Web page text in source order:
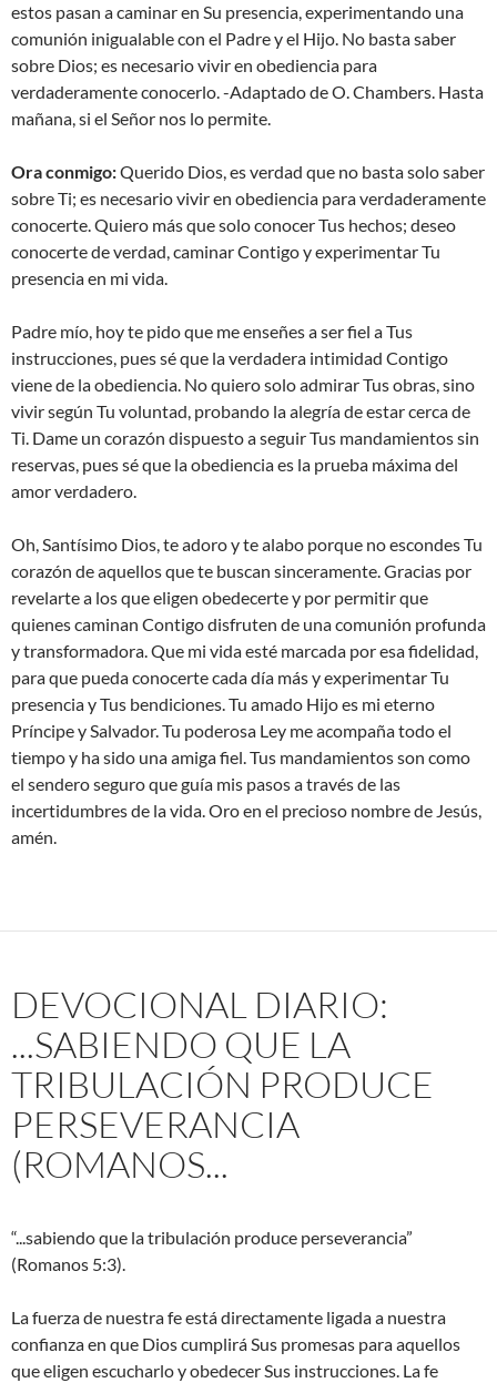
estos pasan a caminar en Su presencia, experimentando una
comunión inigualable con el Padre y el Hijo. No basta saber
sobre Dios; es necesario vivir en obediencia para
verdaderamente conocerlo. -Adaptado de O. Chambers. Hasta
mañana, si el Señor nos lo permite.
Ora conmigo:Querido Dios, es verdad que no basta solo saber
sobre Ti; es necesario vivir en obediencia para verdaderamente
conocerte. Quiero más que solo conocer Tus hechos; deseo
conocerte de verdad, caminar Contigo y experimentar Tu
presencia en mi vida.
Padre mío, hoy te pido que me enseñes a ser fiel a Tus
instrucciones, pues sé que la verdadera intimidad Contigo
viene de la obediencia. No quiero solo admirar Tus obras, sino
vivir según Tu voluntad, probando la alegría de estar cerca de
Ti. Dame un corazón dispuesto a seguir Tus mandamientos sin
reservas, pues sé que la obediencia es la prueba máxima del
amor verdadero.
Oh, Santísimo Dios, te adoro y te alabo porque no escondes Tu
corazón de aquellos que te buscan sinceramente. Gracias por
revelarte a los que eligen obedecerte y por permitir que
quienes caminan Contigo disfruten de una comunión profunda
y transformadora. Que mi vida esté marcada por esa fidelidad,
para que pueda conocerte cada día más y experimentar Tu
presencia y Tus bendiciones. Tu amado Hijo es mi eterno
Príncipe y Salvador. Tu poderosa Ley me acompaña todo el
tiempo y ha sido una amiga fiel. Tus mandamientos son como
el sendero seguro que guía mis pasos a través de las
incertidumbres de la vida. Oro en el precioso nombre de Jesús,
amén.
DEVOCIONAL DIARIO:
...SABIENDO QUE LA
TRIBULACIÓN PRODUCE
PERSEVERANCIA
(ROMANOS...
“...sabiendo que la tribulación produce perseverancia”
(Romanos 5:3).
La fuerza de nuestra fe está directamente ligada a nuestra
confianza en que Dios cumplirá Sus promesas para aquellos
que eligen escucharlo y obedecer Sus instrucciones. La fe